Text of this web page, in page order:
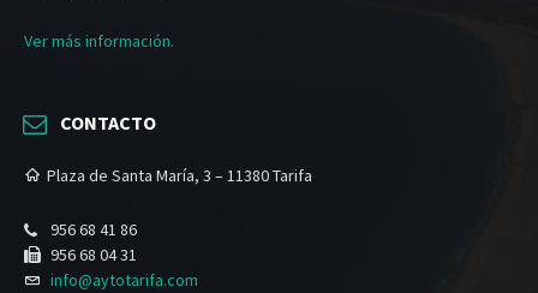
Ver más información.
CONTACTO
Plaza de Santa María, 3 – 11380 Tarifa
956 68 41 86
956 68 04 31
info@aytotarifa.com